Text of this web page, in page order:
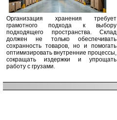
Организация хранения требует
грамотного подхода к выбору
подходящего пространства. Склад
должен не только обеспечивать
сохранность товаров, но и помогать
оптимизировать внутренние процессы,
сокращать издержки и упрощать
работу с грузами.